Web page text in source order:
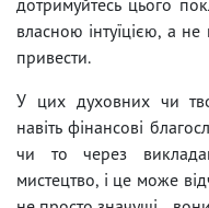
власною інтуїцією, а
привести.
У цих духовних чи
навіть фінансові
чи то через
мистецтво, і це може